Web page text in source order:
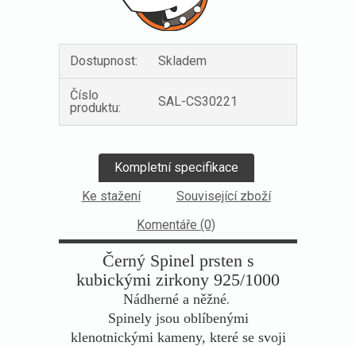
Dostupnost: Skladem
Číslo
produktu:
SAL-CS30221
Kompletní specifikace
Ke stažení
Související zboží
Komentáře (0)
Černý Spinel prsten s
kubickými zirkony 925/1000
Nádherné a něžné.
Spinely jsou oblíbenými
klenotnickými kameny, které se svoji